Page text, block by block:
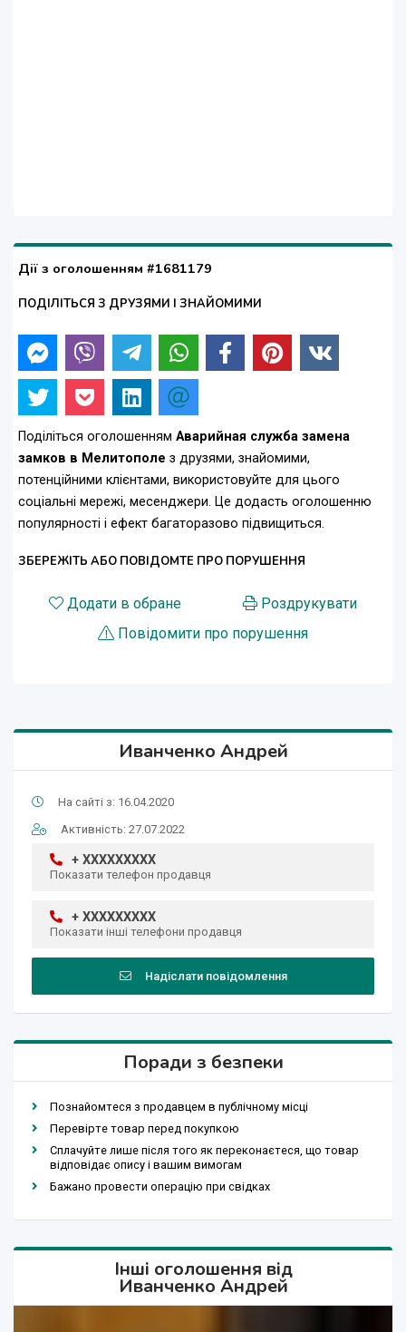
Дії з оголошенням #1681179
ПОДІЛІТЬСЯ З ДРУЗЯМИ І ЗНАЙОМИМИ
Поділіться оголошенням Аварийная служба замена
замков в Мелитополе з друзями, знайомими,
потенційними клієнтами, використовуйте для цього
соціальні мережі, месенджери. Це додасть оголошенню
популярності і ефект багаторазово підвищиться.
ЗБЕРЕЖІТЬ АБО ПОВІДОМТЕ ПРО ПОРУШЕННЯ
Додати в обране
Роздрукувати
Повідомити про порушення
Иванченко Андрей
На сайті з: 16.04.2020
Активність: 27.07.2022
+ XXXXXXXXX
Показати телефон продавця
+ XXXXXXXXX
Показати інші телефони продавця
Надіслати повідомлення
Поради з безпеки
Познайомтеся з продавцем в публічному місці
Перевірте товар перед покупкою
Сплачуйте лише після того як переконаєтеся, що товар
відповідає опису і вашим вимогам
Бажано провести операцію при свідках
Інші оголошення від
Иванченко Андрей